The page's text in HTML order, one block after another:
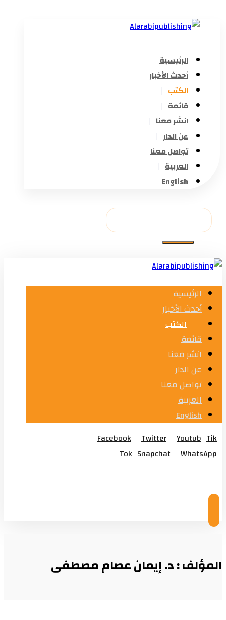
الرئيسية
أحدث الأخبار
الكتب
قائمة
انشر معنا
عن الدار
تواصل معنا
العربية
English
الرئيسية
أحدث الأخبار
الكتب
قائمة
انشر معنا
عن الدار
تواصل معنا
العربية
English
Facebook
Twitter Youtub Tik
Tok Snapchat
WhatsApp
المؤلف : د. إيمان عصام مصطفى